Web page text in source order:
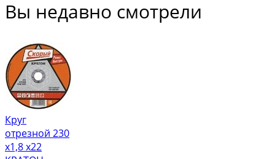
Вы недавно смотрели
Круг
отрезной 230
х1,8 х22